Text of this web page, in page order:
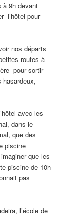
à 9h devant
l’hôtel pour
nos départs
routes à
pour sortir
hasardeux,
avec les
dans le
que des
piscine
que les
piscine de 10h
pas
l’école de